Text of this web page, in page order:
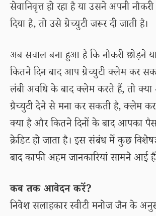
सेवानिवृत्त हो रहा है या उसने अपनी
दिया है, तो उसे ग्रेच्युटी जरूर दी जाती है।
अब सवाल बना हुआ है कि नौकरी छोड़ने
कितने दिन बाद आप ग्रेच्युटी क्लेम कर
लंबी अवधि के बाद क्लेम करते हैं, तो
ग्रैच्युटी देने से मना कर सकती है, क्लेम करने
क्या है और कितने दिनों के बाद आपका
क्रेडिट हो जाता है। इस संबंध में कुछ
बाद काफी अहम जानकारियां सामने आई
कब तक आवेदन करें?
निवेश सलाहकार स्वीटी मनोज जैन के